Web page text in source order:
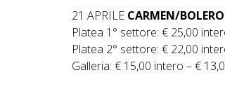
21 APRILE CARMEN/BOLERO
Platea 1° settore: € 25,00
Platea 2° settore: € 22,00
Galleria: € 15,00 intero – €